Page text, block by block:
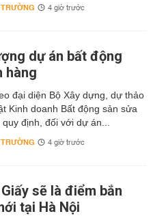
4 giờ trước
dự án bất động
hàng
đại diện Bộ Xây dựng, dự thảo
Kinh doanh Bất động sản sửa
quy định, đối với dự án...
4 giờ trước
sẽ là điểm bắn
tại Hà Nội